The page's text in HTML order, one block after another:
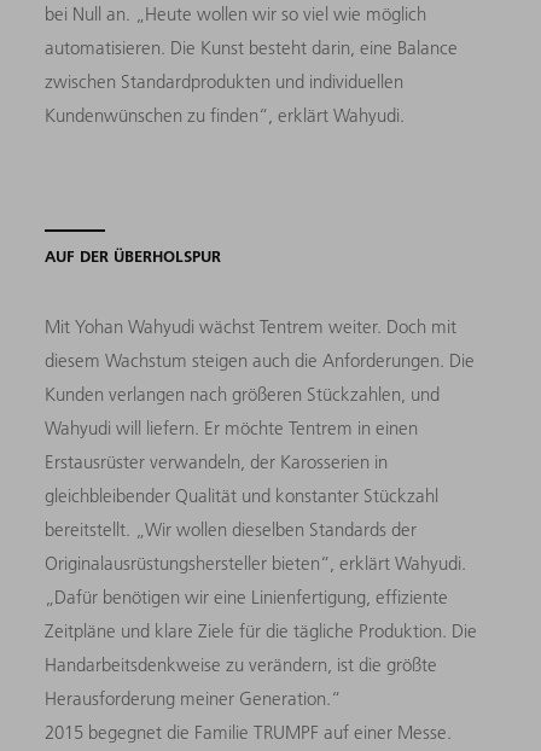
bei Null an. „Heute wollen wir so viel wie möglich
automatisieren. Die Kunst besteht darin, eine Balance
zwischen Standardprodukten und individuellen
Kundenwünschen zu finden“, erklärt Wahyudi.
AUF DER ÜBERHOLSPUR
Mit Yohan Wahyudi wächst Tentrem weiter. Doch mit
diesem Wachstum steigen auch die Anforderungen. Die
Kunden verlangen nach größeren Stückzahlen, und
Wahyudi will liefern. Er möchte Tentrem in einen
Erstausrüster verwandeln, der Karosserien in
gleichbleibender Qualität und konstanter Stückzahl
bereitstellt. „Wir wollen dieselben Standards der
Originalausrüstungshersteller bieten“, erklärt Wahyudi.
„Dafür benötigen wir eine Linienfertigung, effiziente
Zeitpläne und klare Ziele für die tägliche Produktion. Die
Handarbeitsdenkweise zu verändern, ist die größte
Herausforderung meiner Generation.“
2015 begegnet die Familie TRUMPF auf einer Messe.